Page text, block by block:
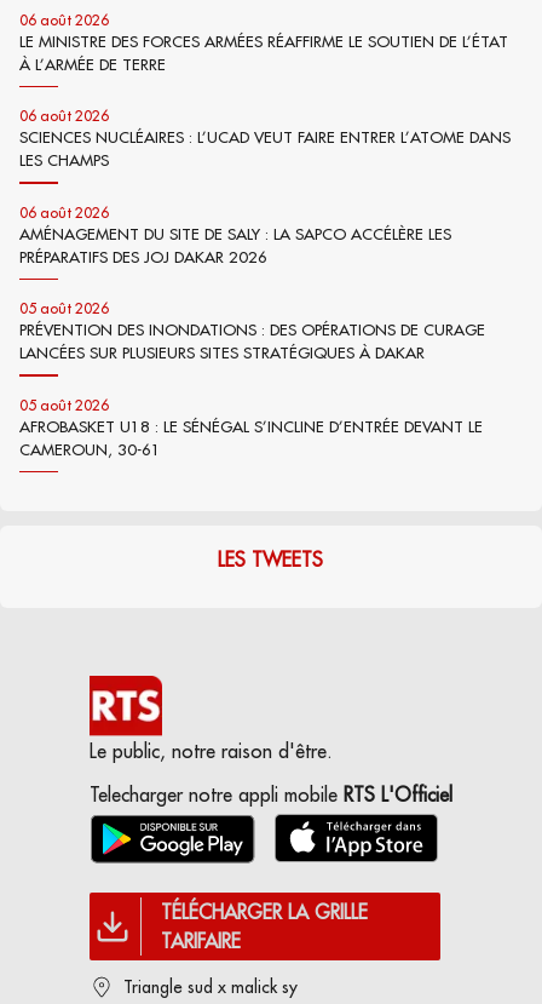
06 août 2026
LE MINISTRE DES FORCES ARMÉES RÉAFFIRME LE SOUTIEN DE L’ÉTAT
À L’ARMÉE DE TERRE
06 août 2026
SCIENCES NUCLÉAIRES : L’UCAD VEUT FAIRE ENTRER L’ATOME DANS
LES CHAMPS
06 août 2026
AMÉNAGEMENT DU SITE DE SALY : LA SAPCO ACCÉLÈRE LES
PRÉPARATIFS DES JOJ DAKAR 2026
05 août 2026
PRÉVENTION DES INONDATIONS : DES OPÉRATIONS DE CURAGE
LANCÉES SUR PLUSIEURS SITES STRATÉGIQUES À DAKAR
05 août 2026
AFROBASKET U18 : LE SÉNÉGAL S’INCLINE D’ENTRÉE DEVANT LE
CAMEROUN, 30-61
LES TWEETS
Le public, notre raison d'être.
Telecharger notre appli mobile RTS L'Officiel
TÉLÉCHARGER LA GRILLE
TARIFAIRE
Triangle sud x malick sy